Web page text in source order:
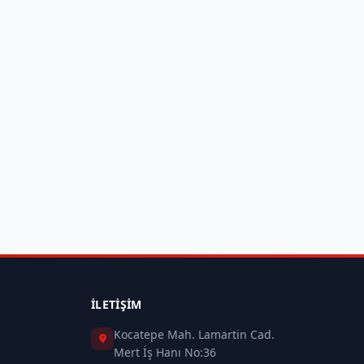
İLETIŞIM
Kocatepe Mah. Lamartin Cad.
Mert İş Hanı No:36